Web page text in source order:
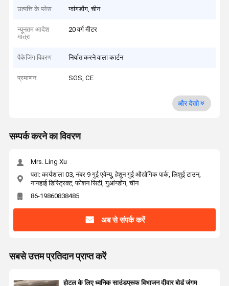
उत्पत्ति के प्लेस ग्वांगडोंग, चीन
न्यूनतम आदेश
मात्रा
20 वर्ग मीटर
पैकेजिंग विवरण निर्यात करने वाला कार्टन
प्रमाणन SGS, CE
और देखो
सम्पर्क करने का विवरण
Mrs. Ling Xu
पता: कार्यशाला 03, नंबर 9 गुई एवेन्यू, हेशुन गुई औद्योगिक पार्क, लिशुई टाउन,
नानहाई डिस्ट्रिक्ट, फोशन सिटी, गुआंग्डोंग, चीन
86-19860838485
अब से संपर्क करें
सबसे उत्तम प्रतिदान प्राप्त करें
होटल के लिए ध्वनिक साउंडप्रूफ विभाजन दीवार बोर्ड जंगम